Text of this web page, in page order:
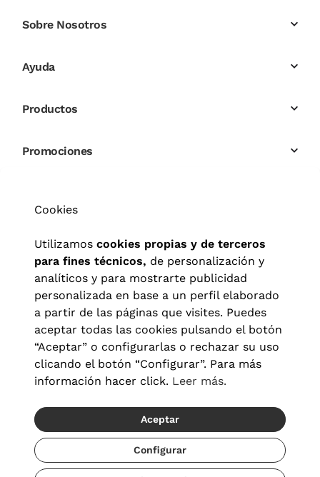
Sobre Nosotros
Ayuda
Productos
Promociones
Aviso legal|Política de privacidad|Términos y condiciones
Configuración de cookies
Cookies
Utilizamos cookies propias y de terceros
para fines técnicos, de personalización y
analíticos y para mostrarte publicidad
personalizada en base a un perfil elaborado
a partir de las páginas que visites. Puedes
aceptar todas las cookies pulsando el botón
“Aceptar” o configurarlas o rechazar su uso
clicando el botón “Configurar”. Para más
información hacer click. Leer más.
Aceptar
Configurar